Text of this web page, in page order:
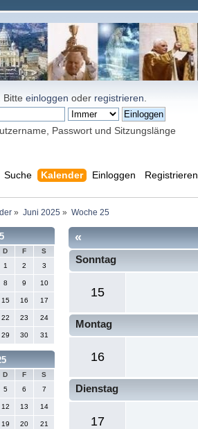
. Bitteeinloggen oder registrieren
Passwort und Sitzungslänge
Suche Kalender Einloggen Registrieren
» Juni 2025 » Woche 25
D F
S
1
2 3
8 9 10
15 16 17
22 23 24
29 30 31
D F
S
5 6 7
12 13 14
19 20 21
«
Sonntag
15
Montag
16
Dienstag
17